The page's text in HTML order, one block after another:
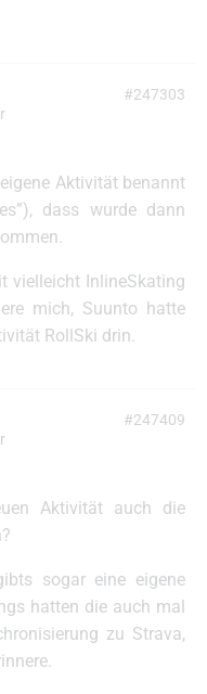
#247303
Aktivität benannt
dass wurde dann
vielleicht InlineSkating
mich, Suunto hatte
RollSki drin.
#247409
Aktivität auch die
sogar eine eigene
hatten die auch mal
zu Strava,